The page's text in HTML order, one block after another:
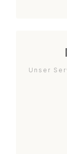
Unser